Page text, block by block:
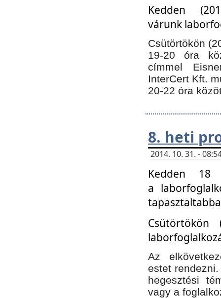
Kedden
várunk
Csütörtökön
19-20 óra
címmel
InterCert Kft.
20-22 óra
8. heti
2014. 10. 31. -
Kedden 18
a
Az
estet
hegesztési
vagy a